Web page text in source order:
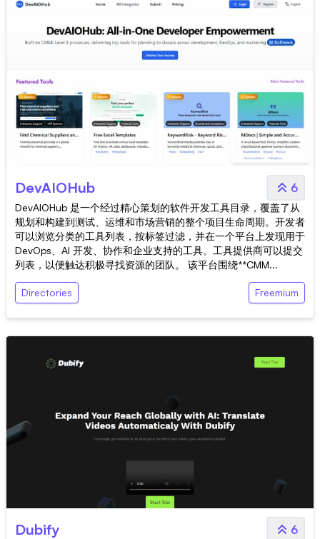
DevAIOHub 6
DevAIOHub 是一个经过精心策划的软件开发工具目录，覆盖了从
规划和构建到测试、运维和市场营销的整个项目生命周期。开发者
可以浏览分类的工具列表，按标签过滤，并在一个平台上发现用于
DevOps、AI 开发、协作和企业支持的工具。工具提供商可以提交
列表，以便触达积极寻找资源的团队。 该平台围绕**CMM...
Directories Freemium
Dubify 6